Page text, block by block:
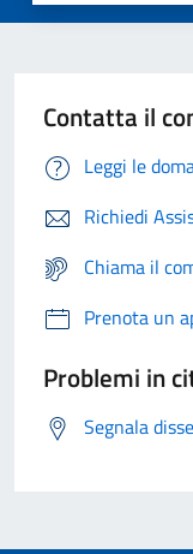
Contatta il
Leggi le
Richiedi
Chiama il
Prenota un
Problemi in
Segnala